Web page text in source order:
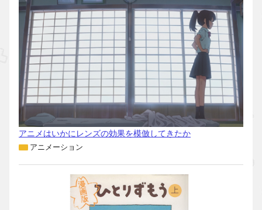
アニメはいかにレンズの効果を模倣してきたか
アニメーション